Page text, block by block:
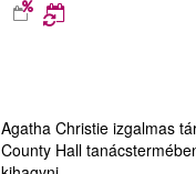
Agatha Christie izgalmas
County Hall